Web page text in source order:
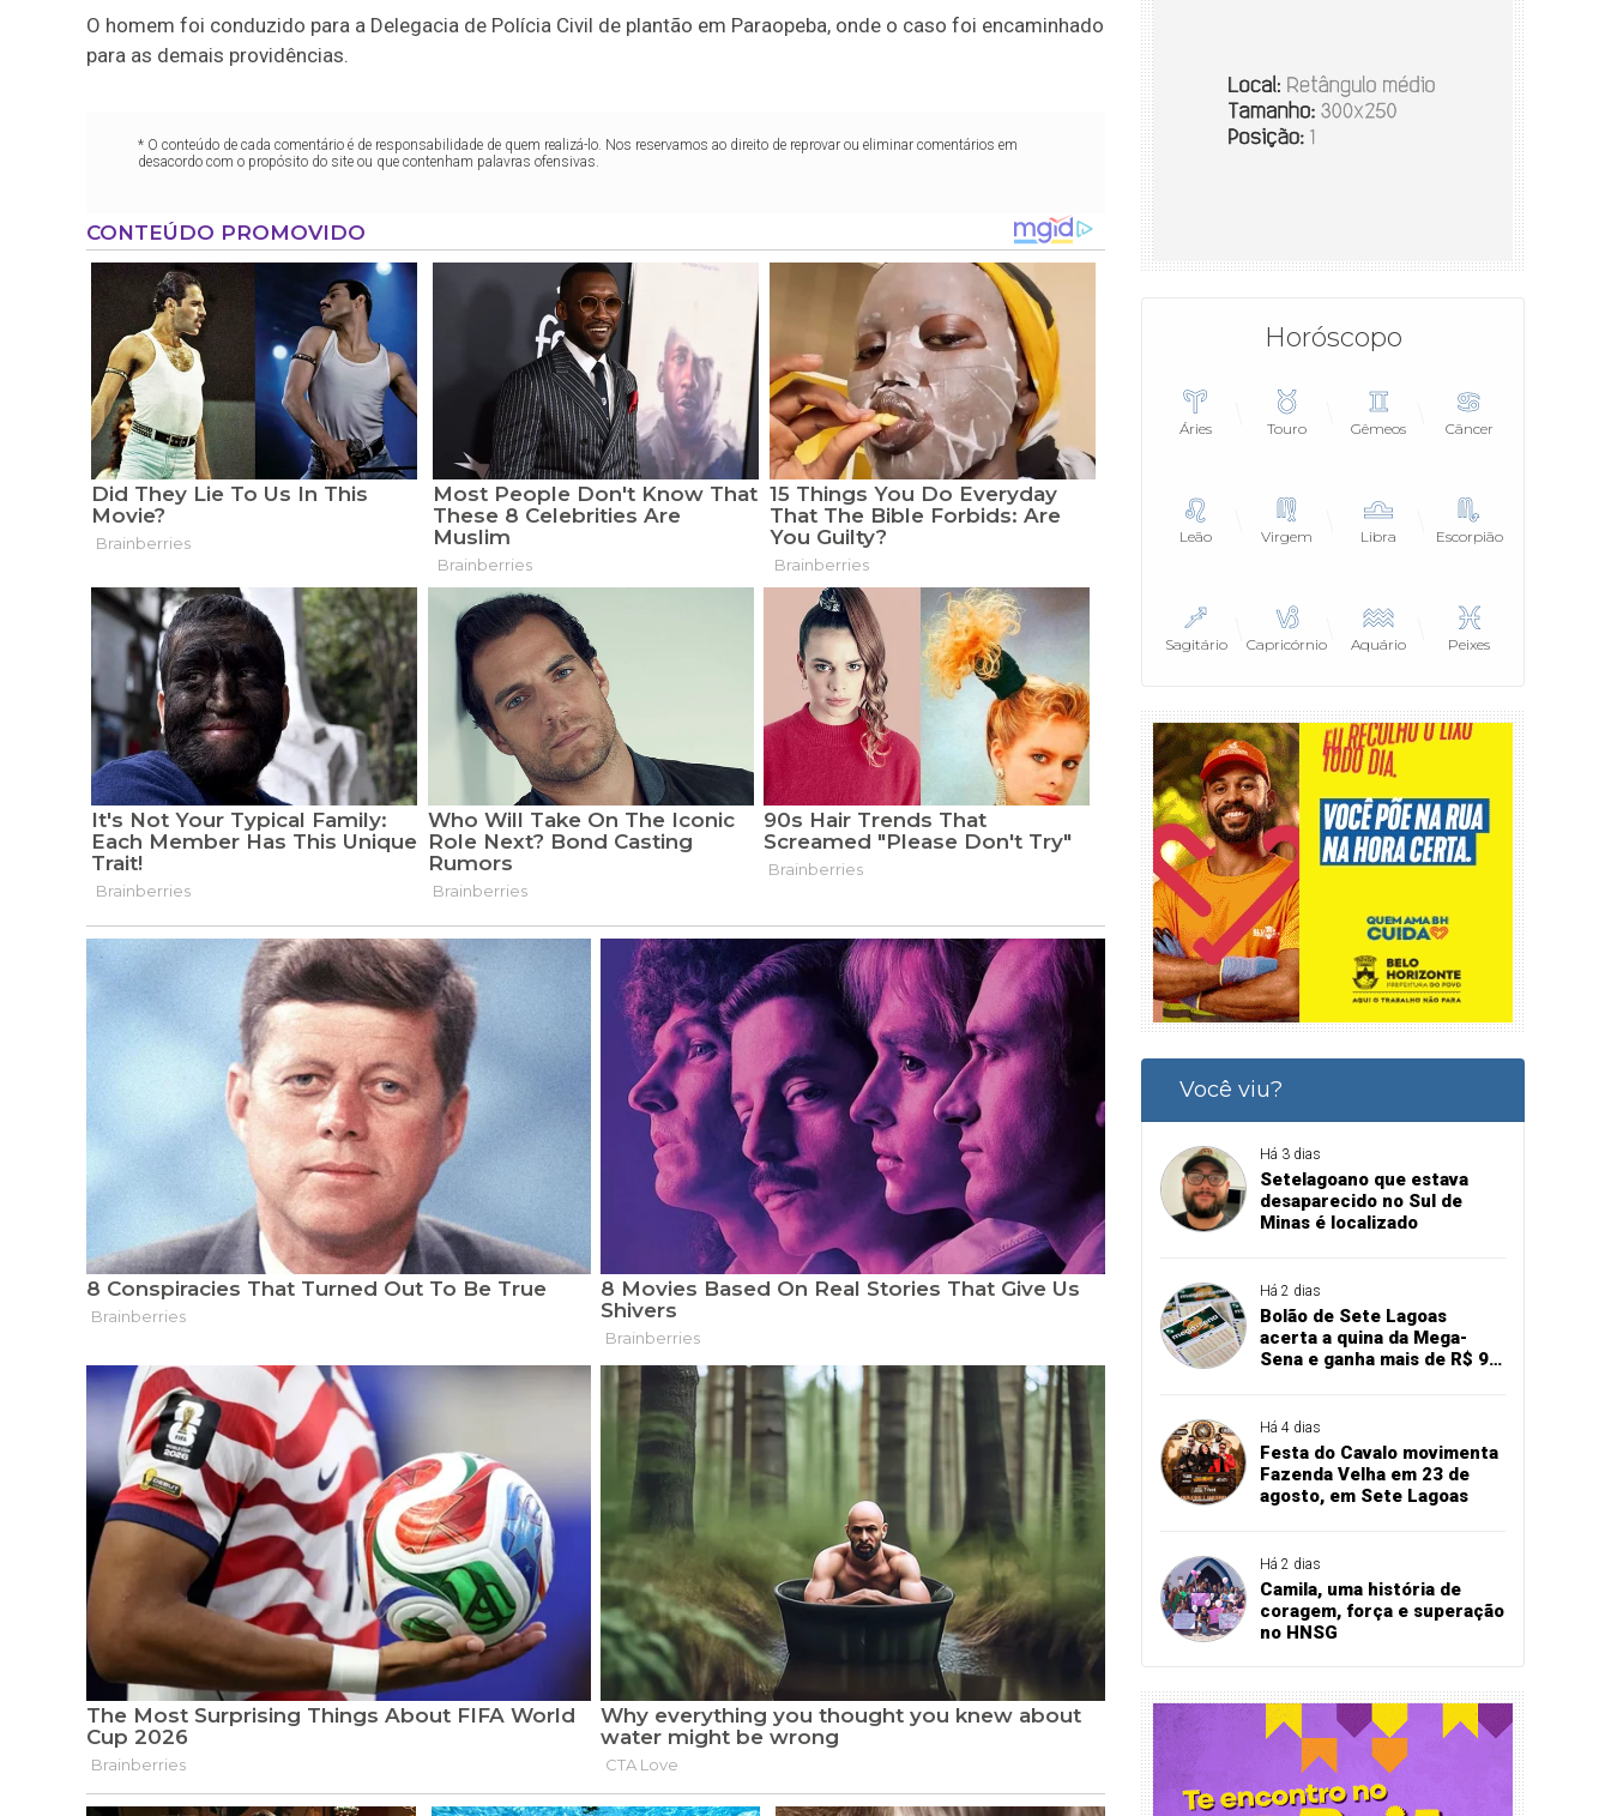
O homem foi conduzido para a Delegacia de Polícia Civil de plantão em Paraopeba, onde o caso foi encaminhado
para as demais providências.
* O conteúdo de cada comentário é de responsabilidade de quem realizá-lo. Nos reservamos ao direito de reprovar ou eliminar comentários em
desacordo com o propósito do site ou que contenham palavras ofensivas.
Horóscopo
Áries Touro Gêmeos Câncer
Leão Virgem Libra Escorpião
Sagitário Capricórnio Aquário Peixes
Você viu?
Há 3 dias
Setelagoano que estava
desaparecido no Sul de
Minas é localizado
Há 2 dias
Bolão de Sete Lagoas
acerta a quina da Mega-
Sena e ganha mais de R$ 94
Há 4 dias
Festa do Cavalo movimenta
Fazenda Velha em 23 de
agosto, em Sete Lagoas
Há 2 dias
Camila, uma história de
coragem, força e superação
no HNSG